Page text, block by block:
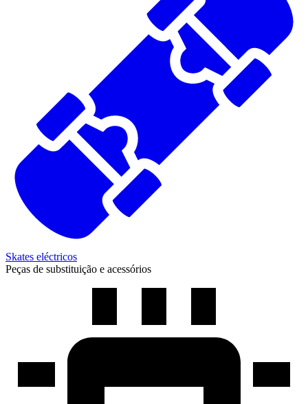
Skates eléctricos
Peças de substituição e acessórios